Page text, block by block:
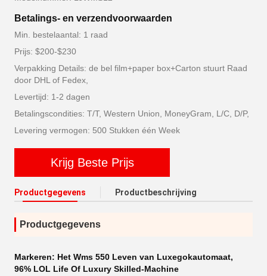
Betalings- en verzendvoorwaarden
Min. bestelaantal: 1 raad
Prijs: $200-$230
Verpakking Details: de bel film+paper box+Carton stuurt Raad
door DHL of Fedex,
Levertijd: 1-2 dagen
Betalingscondities: T/T, Western Union, MoneyGram, L/C, D/P,
Levering vermogen: 500 Stukken één Week
Krijg Beste Prijs
Productgegevens Productbeschrijving
Productgegevens
Markeren: Het Wms 550 Leven van Luxegokautomaat,
96% LOL Life Of Luxury Skilled-Machine